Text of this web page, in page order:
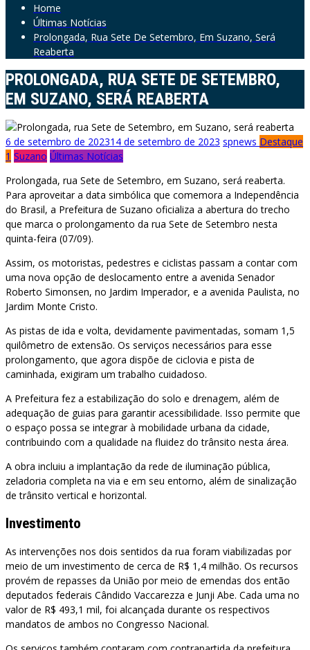
Home
Últimas Notícias
Prolongada, Rua Sete De Setembro, Em Suzano, Será
Reaberta
PROLONGADA, RUA SETE DE SETEMBRO,
EM SUZANO, SERÁ REABERTA
6 de setembro de 202314 de setembro de 2023 spnews Destaque
1 Suzano Últimas Notícias
Prolongada, rua Sete de Setembro, em Suzano, será reaberta.
Para aproveitar a data simbólica que comemora a Independência
do Brasil, a Prefeitura de Suzano oficializa a abertura do trecho
que marca o prolongamento da rua Sete de Setembro nesta
quinta-feira (07/09).
Assim, os motoristas, pedestres e ciclistas passam a contar com
uma nova opção de deslocamento entre a avenida Senador
Roberto Simonsen, no Jardim Imperador, e a avenida Paulista, no
Jardim Monte Cristo.
As pistas de ida e volta, devidamente pavimentadas, somam 1,5
quilômetro de extensão. Os serviços necessários para esse
prolongamento, que agora dispõe de ciclovia e pista de
caminhada, exigiram um trabalho cuidadoso.
A Prefeitura fez a estabilização do solo e drenagem, além de
adequação de guias para garantir acessibilidade. Isso permite que
o espaço possa se integrar à mobilidade urbana da cidade,
contribuindo com a qualidade na fluidez do trânsito nesta área.
A obra incluiu a implantação da rede de iluminação pública,
zeladoria completa na via e em seu entorno, além de sinalização
de trânsito vertical e horizontal.
Investimento
As intervenções nos dois sentidos da rua foram viabilizadas por
meio de um investimento de cerca de R$ 1,4 milhão. Os recursos
provém de repasses da União por meio de emendas dos então
deputados federais Cândido Vaccarezza e Junji Abe. Cada uma no
valor de R$ 493,1 mil, foi alcançada durante os respectivos
mandatos de ambos no Congresso Nacional.